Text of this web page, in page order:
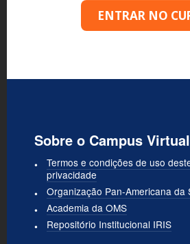
ENTRAR NO
Sobre o Campus
Termos e condições de uso
privacidade
Organização Pan-Americana da
Academia da OMS
Repositório Institucional IRIS